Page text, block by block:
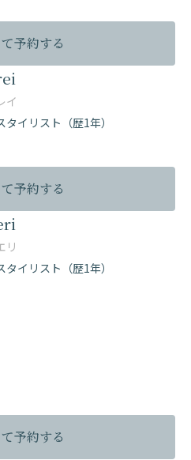
予約する
イ
タイリスト（歴1年）
予約する
リ
タイリスト（歴1年）
予約する